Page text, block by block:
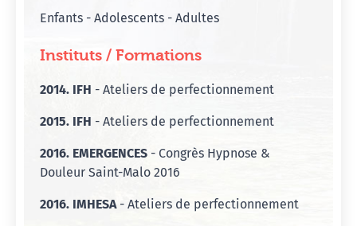
Enfants - Adolescents - Adultes
Instituts / Formations
2014. IFH - Ateliers de perfectionnement
2015. IFH - Ateliers de perfectionnement
2016. EMERGENCES - Congrès Hypnose &
Douleur Saint-Malo 2016
2016. IMHESA- Ateliers de perfectionnement